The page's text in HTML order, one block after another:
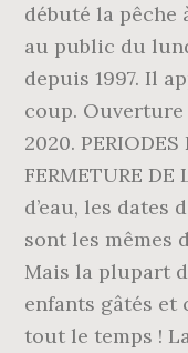
débuté la pêche
au public du
depuis 1997. Il
coup. Ouverture
2020. PERIODES
FERMETURE
d’eau, les dates
sont les mêmes
Mais la plupart
enfants gâtés
tout le temps !